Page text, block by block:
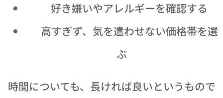
🍽 好き嫌いやアレルギーを確認する
💰 高すぎず、気を遣わせない価格帯を選
ぶ
時間についても、長ければ良いというもので